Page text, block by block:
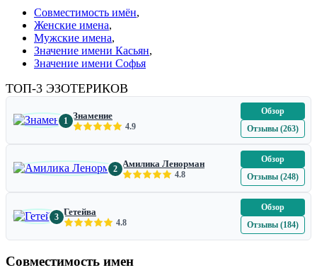
Совместимость имён,
Женские имена,
Мужские имена,
Значение имени Касьян,
Значение имени Софья
ТОП-3 ЭЗОТЕРИКОВ
1 Знамение
4.9
Обзор
Отзывы (263)
2 Амилика Ленорман
4.8
Обзор
Отзывы (248)
3 Гетейва
4.8
Обзор
Отзывы (184)
Совместимость имен